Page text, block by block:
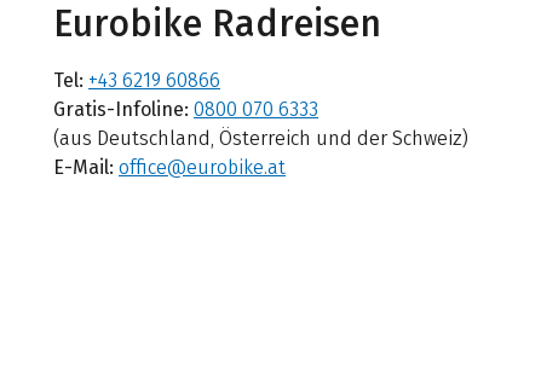
Eurobike Radreisen
Tel: +43 6219 60866
Gratis-Infoline: 0800 070 6333
(aus Deutschland, Österreich und der Schweiz)
E-Mail: office@eurobike.at